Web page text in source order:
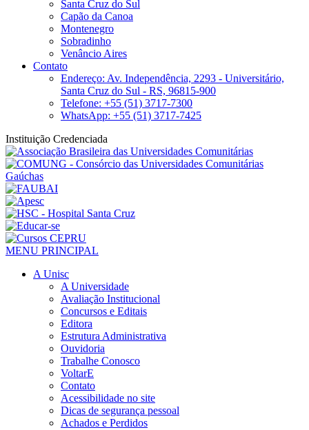
Santa Cruz do Sul
Capão da Canoa
Montenegro
Sobradinho
Venâncio Aires
Contato
Endereço: Av. Independência, 2293 - Universitário,
Santa Cruz do Sul - RS, 96815-900
Telefone: +55 (51) 3717-7300
WhatsApp: +55 (51) 3717-7425
Instituição Credenciada
MENU PRINCIPAL
A Unisc
A Universidade
Avaliação Institucional
Concursos e Editais
Editora
Estrutura Administrativa
Ouvidoria
Trabalhe Conosco
VoltarE
Contato
Acessibilidade no site
Dicas de segurança pessoal
Achados e Perdidos